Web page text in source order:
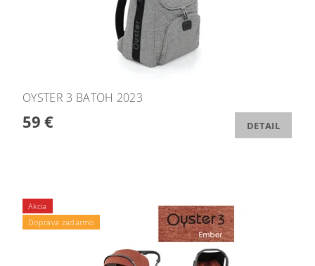
OYSTER 3 BATOH 2023
59 € DETAIL
Akcia
Doprava zadarmo